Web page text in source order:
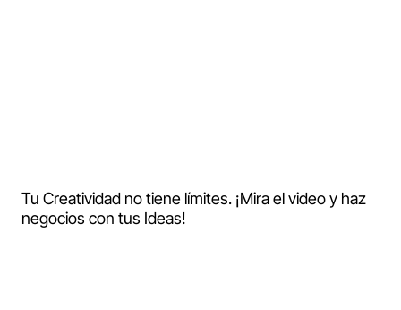
Tu Creatividad no tiene límites. ¡Mira el video y haz
negocios con tus Ideas!